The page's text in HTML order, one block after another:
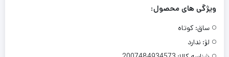
ویژگی های محصول:
ساق: کوتاه
لژ: ندارد